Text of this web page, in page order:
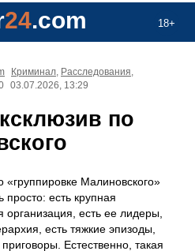
18+
24.com
Криминал, Расследования,
03.07.2026, 13:29
по
«группировке Малиновского»
просто: есть крупная
организация, есть ее лидеры,
есть тяжкие эпизоды,
Естественно, такая